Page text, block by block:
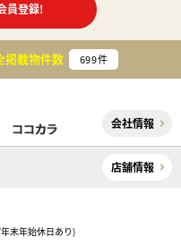
員登録!
掲載物件数 699件
会社情報
店舗情報
末年始休日あり)